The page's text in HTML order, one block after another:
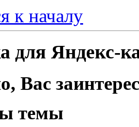
к началу
для Яндекс-
Вас
темы